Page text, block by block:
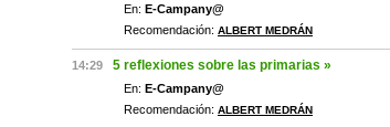
En: E-Campany@
Recomendación: ALBERT MEDRÁN
14:29 5 reflexiones sobre las primarias »
En: E-Campany@
Recomendación: ALBERT MEDRÁN